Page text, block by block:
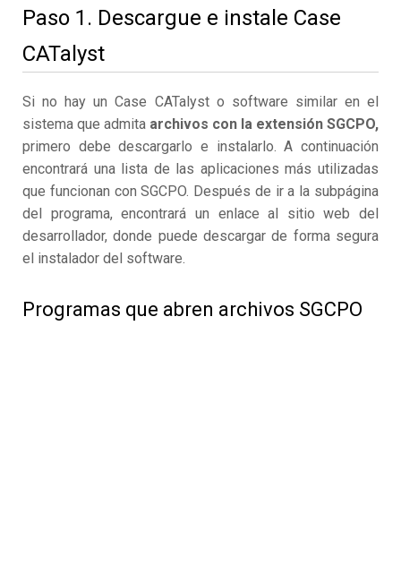
Paso 1. Descargue e instale Case
CATalyst
Si no hay un Case CATalyst o software similar en el
sistema que admita archivos con la extensión SGCPO,
primero debe descargarlo e instalarlo. A continuación
encontrará una lista de las aplicaciones más utilizadas
que funcionan con SGCPO. Después de ir a la subpágina
del programa, encontrará un enlace al sitio web del
desarrollador, donde puede descargar de forma segura
el instalador del software.
Programas que abren archivos SGCPO